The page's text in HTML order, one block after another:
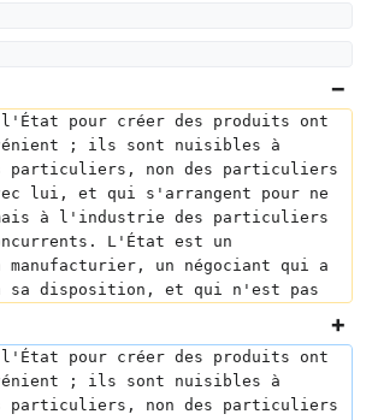
pour créer des produits ont
; ils sont nuisibles à
particuliers, non des particuliers
lui, et qui s'arrangent pour ne
à l'industrie des particuliers
L'État est un
un négociant qui a
sa disposition, et qui n'est pas
pour créer des produits ont
; ils sont nuisibles à
particuliers, non des particuliers